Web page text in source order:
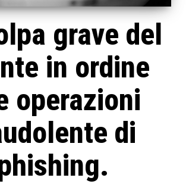
grave del
in ordine
operazioni
di